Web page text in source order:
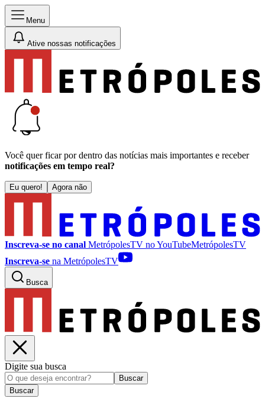
Menu
Ative nossas notificações
Você quer ficar por dentro das notícias mais importantes e receber
notificações em tempo real?
Eu quero! Agora não
Inscreva-se no canal MetrópolesTV noYouTubeMetrópolesTV
Inscreva-se na MetrópolesTV
Busca
Digite sua busca
Buscar
Buscar